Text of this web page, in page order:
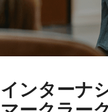
インターナ